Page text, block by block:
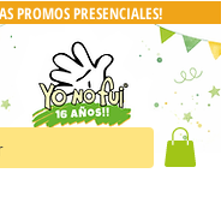
PROMOS PRESENCIALES!